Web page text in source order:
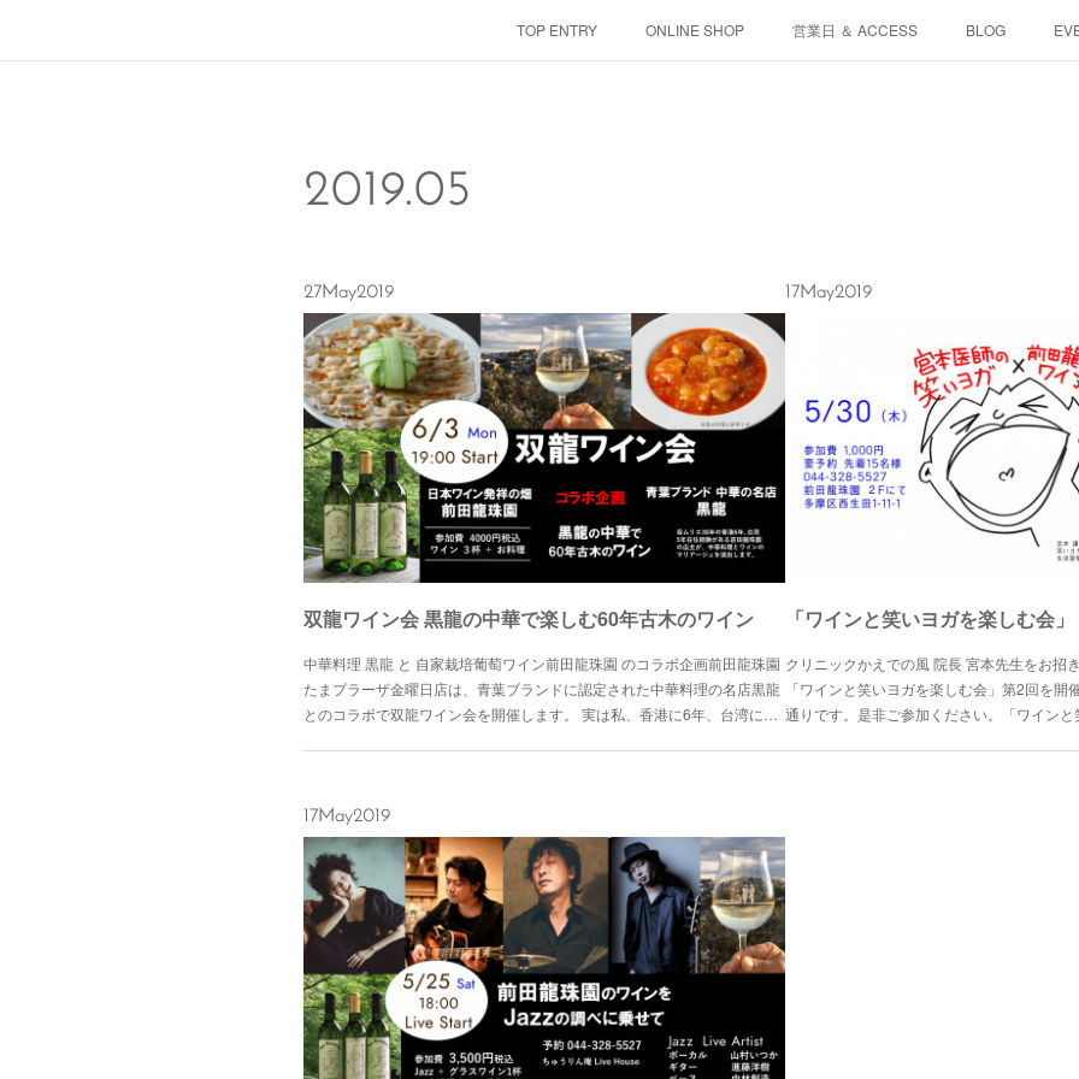
TOP ENTRY ONLINE SHOP 営業日 ＆ ACCESS BLOG
2019.05
27May2019
双龍ワイン会 黒龍の中華で楽しむ60年古木のワイン
中華料理 黒龍 と 自家栽培葡萄ワイン前田龍珠園 のコラボ企画前田龍珠園
たまプラーザ金曜日店は、青葉ブランドに認定された中華料理の名店黒龍
とのコラボで双龍ワイン会を開催します。 実は私、香港に6年、台湾に…
17May2019
クリニックかえでの風 院長 宮本先生をお招
「ワインと笑いヨガを楽しむ会」第2回を開
通りです。是非ご参加ください。「ワイン
17May2019